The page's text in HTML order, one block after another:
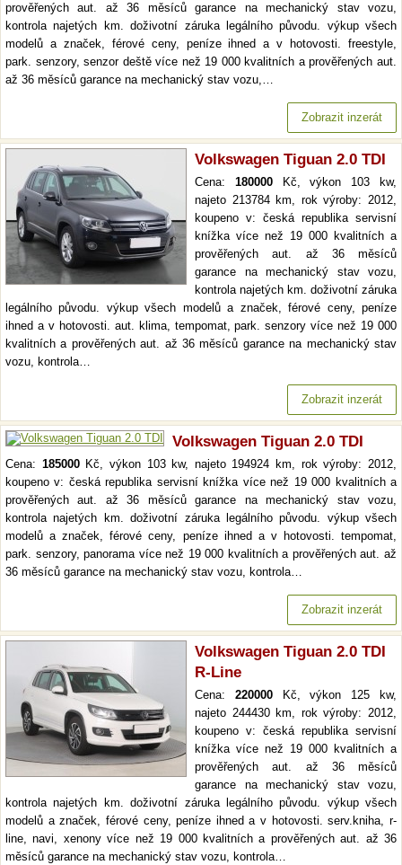
prověřených aut. až 36 měsíců garance na mechanický stav vozu,
kontrola najetých km. doživotní záruka legálního původu. výkup všech
modelů a značek, férové ceny, peníze ihned a v hotovosti. freestyle,
park. senzory, senzor deště více než 19 000 kvalitních a prověřených aut.
až 36 měsíců garance na mechanický stav vozu,…
Zobrazit inzerát
Volkswagen Tiguan 2.0 TDI
Cena: 180000Kč, výkon 103 kw,
najeto 213784 km, rok výroby: 2012,
koupeno v: česká republika servisní
knížka více než 19 000 kvalitních a
prověřených aut. až 36 měsíců
garance na mechanický stav vozu,
kontrola najetých km. doživotní záruka
legálního původu. výkup všech modelů a značek, férové ceny, peníze
ihned a v hotovosti. aut. klima, tempomat, park. senzory více než 19 000
kvalitních a prověřených aut. až 36 měsíců garance na mechanický stav
vozu, kontrola…
Zobrazit inzerát
Volkswagen Tiguan 2.0 TDI
Cena: 185000Kč, výkon 103 kw, najeto 194924 km, rok výroby: 2012,
koupeno v: česká republika servisní knížka více než 19 000 kvalitních a
prověřených aut. až 36 měsíců garance na mechanický stav vozu,
kontrola najetých km. doživotní záruka legálního původu. výkup všech
modelů a značek, férové ceny, peníze ihned a v hotovosti. tempomat,
park. senzory, panorama více než 19 000 kvalitních a prověřených aut. až
36 měsíců garance na mechanický stav vozu, kontrola…
Zobrazit inzerát
Volkswagen Tiguan 2.0 TDI
R-Line
Cena: 220000Kč, výkon 125 kw,
najeto 244430 km, rok výroby: 2012,
koupeno v: česká republika servisní
knížka více než 19 000 kvalitních a
prověřených aut. až 36 měsíců
garance na mechanický stav vozu,
kontrola najetých km. doživotní záruka legálního původu. výkup všech
modelů a značek, férové ceny, peníze ihned a v hotovosti. serv.kniha, r-
line, navi, xenony více než 19 000 kvalitních a prověřených aut. až 36
měsíců garance na mechanický stav vozu, kontrola…